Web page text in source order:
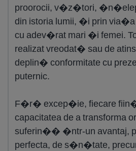
proorocii, v�z�tori,
din istoria lumii, �i prin
cu adev�rat mari �i femei.
realizat vreodat� sau de
deplin� conformitate cu
puternic.
F�r� excep�ie, fiecare
capacitatea de a transforma
suferin�� �ntr-un avantaj,
perfecta, de s�n�tate,